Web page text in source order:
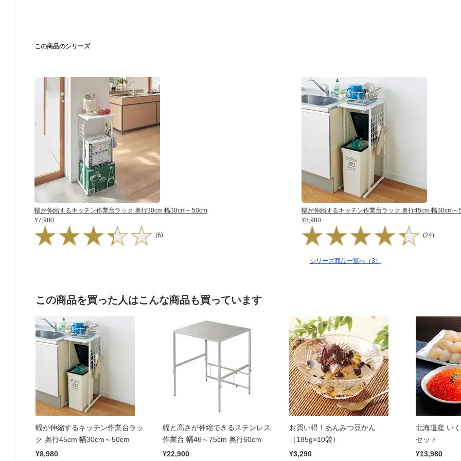
この商品のシリーズ
幅が伸縮するキッチン作業台ラック 奥行30cm 幅30cm～50cm
¥7,980
(6)
幅が伸縮するキッチン作業台ラック 奥行45cm 幅30cm～
¥8,980
(24)
シリーズ商品一覧へ（3）
この商品を買った人はこんな商品も買っています
幅が伸縮するキッチン作業台ラッ
ク 奥行45cm 幅30cm～50cm
¥8,980
幅と高さが伸縮できるステンレス
作業台 幅46～75cm 奥行60cm
¥22,900
お買い得！あんみつ豆かん
（185g×10袋）
¥3,290
北海道産 い
セット
¥13,980